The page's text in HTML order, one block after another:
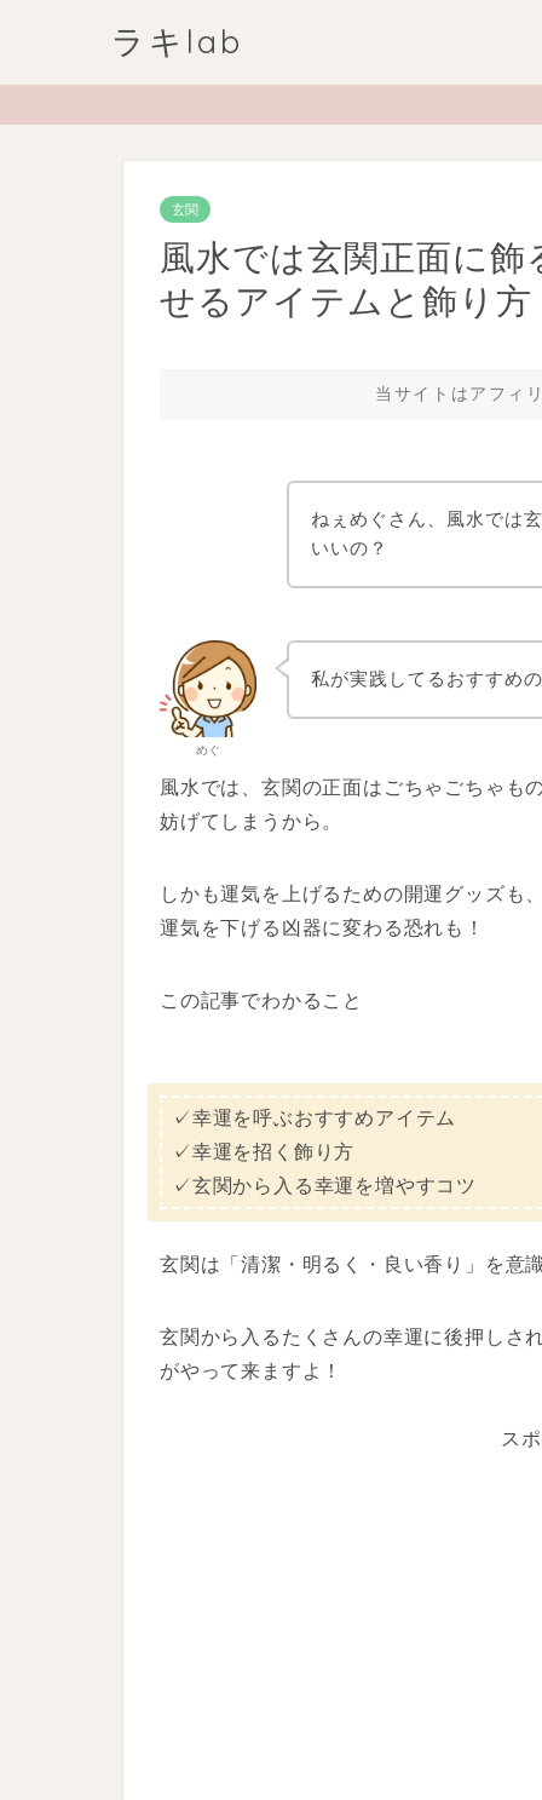
ラキlab
玄関
風水では玄関正面に
せるアイテムと飾り方
当サイトはアフィ
ねぇめぐさん、風水では
いいの？
めぐ
私が実践してるおすすめ
風水では、玄関の正面はごちゃごちゃも
妨げてしまうから。
しかも運気を上げるための開運グッズも
運気を下げる凶器に変わる恐れも！
この記事でわかること
✓幸運を呼ぶおすすめアイテム
✓幸運を招く飾り方
✓玄関から入る幸運を増やすコツ
玄関は「清潔・明るく・良い香り」を意
玄関から入るたくさんの幸運に後押しさ
がやって来ますよ！
ス